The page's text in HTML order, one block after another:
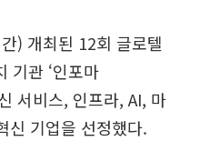
) 개최된 12회 글로텔
기관 ‘인포마
서비스, 인프라, AI, 마
신 기업을 선정했다.